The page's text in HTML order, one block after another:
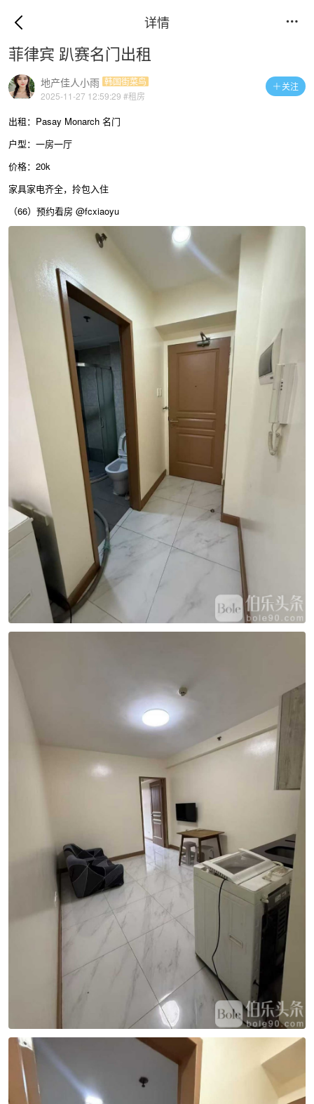
详情 
菲律宾 趴赛名门出租
关注
地产佳人小雨 韩国街菜鸟
2025-11-27 12:59:29 #租房
出租：Pasay Monarch 名门
户型：一房一厅
价格：20k
家具家电齐全，拎包入住
（66）预约看房 @fcxiaoyu